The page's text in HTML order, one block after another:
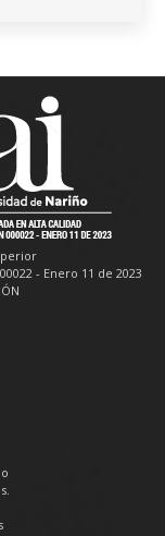
- Enero 11 de 2023